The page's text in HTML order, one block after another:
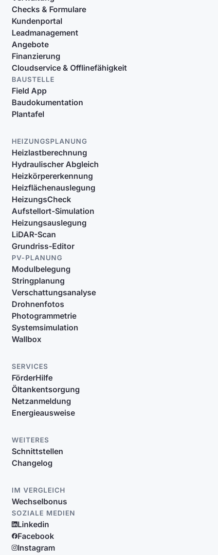
Checks & Formulare
Kundenportal
Leadmanagement
Angebote
Finanzierung
Cloudservice & Offlinefähigkeit
BAUSTELLE
Field App
Baudokumentation
Plantafel
HEIZUNGSPLANUNG
Heizlastberechnung
Hydraulischer Abgleich
Heizkörpererkennung
Heizflächenauslegung
HeizungsCheck
Aufstellort-Simulation
Heizungsauslegung
LiDAR-Scan
Grundriss-Editor
PV-PLANUNG
Modulbelegung
Stringplanung
Verschattungsanalyse
Drohnenfotos
Photogrammetrie
Systemsimulation
Wallbox
SERVICES
FörderHilfe
Öltankentsorgung
Netzanmeldung
Energieausweise
WEITERES
Schnittstellen
Changelog
IM VERGLEICH
Wechselbonus
SOZIALE MEDIEN
Linkedin
Facebook
Instagram